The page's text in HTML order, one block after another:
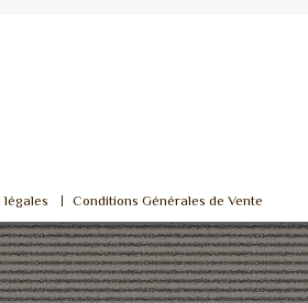
légales Conditions Générales de Vente